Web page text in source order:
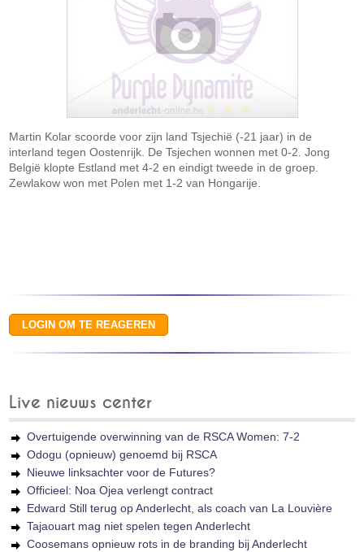
Martin Kolar scoorde voor zijn land Tsjechië (-21 jaar) in de
interland tegen Oostenrijk. De Tsjechen wonnen met 0-2. Jong
België klopte Estland met 4-2 en eindigt tweede in de groep.
Zewlakow won met Polen met 1-2 van Hongarije.
Live nieuws center
Overtuigende overwinning van de RSCA Women: 7-2
Odogu (opnieuw) genoemd bij RSCA
Nieuwe linksachter voor de Futures?
Officieel: Noa Ojea verlengt contract
Edward Still terug op Anderlecht, als coach van La Louvière
Tajaouart mag niet spelen tegen Anderlecht
Coosemans opnieuw rots in de branding bij Anderlecht